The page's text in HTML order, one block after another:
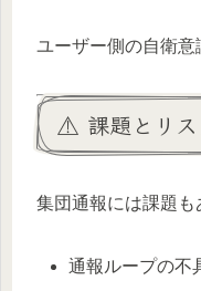
ユーザー側の自衛意
⚠ 課題とリス
集団通報には課題も
通報ループの不